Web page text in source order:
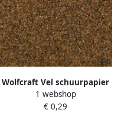
Wolfcraft Vel schuurpapier
| Standaard | K80 | 230 x
280mm | 1 stuk 2852000
1 webshop
€ 0,29